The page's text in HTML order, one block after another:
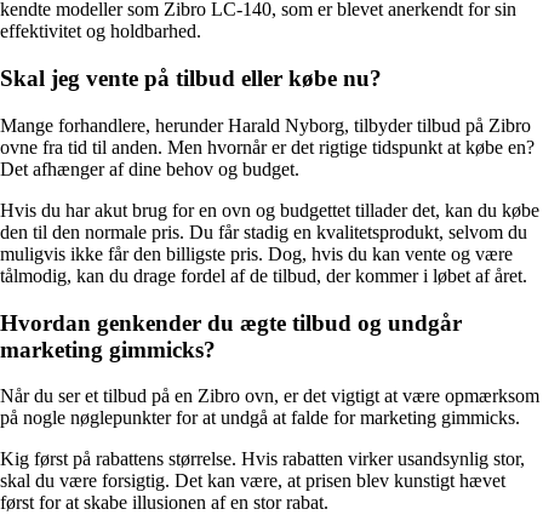
kendte modeller som Zibro LC-140, som er blevet anerkendt for sin
effektivitet og holdbarhed.
Skal jeg vente på tilbud eller købe nu?
Mange forhandlere, herunder Harald Nyborg, tilbyder tilbud på Zibro
ovne fra tid til anden. Men hvornår er det rigtige tidspunkt at købe en?
Det afhænger af dine behov og budget.
Hvis du har akut brug for en ovn og budgettet tillader det, kan du købe
den til den normale pris. Du får stadig en kvalitetsprodukt, selvom du
muligvis ikke får den billigste pris. Dog, hvis du kan vente og være
tålmodig, kan du drage fordel af de tilbud, der kommer i løbet af året.
Hvordan genkender du ægte tilbud og undgår
marketing gimmicks?
Når du ser et tilbud på en Zibro ovn, er det vigtigt at være opmærksom
på nogle nøglepunkter for at undgå at falde for marketing gimmicks.
Kig først på rabattens størrelse. Hvis rabatten virker usandsynlig stor,
skal du være forsigtig. Det kan være, at prisen blev kunstigt hævet
først for at skabe illusionen af en stor rabat.